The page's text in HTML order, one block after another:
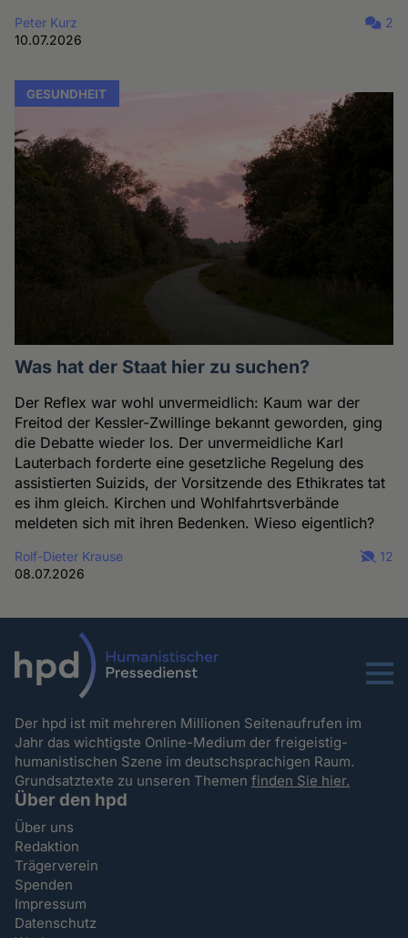
Peter Kurz
10.07.2026
2
GESUNDHEIT
Was hat der Staat hier zu suchen?
Der Reflex war wohl unvermeidlich: Kaum war der
Freitod der Kessler-Zwillinge bekannt geworden, ging
die Debatte wieder los. Der unvermeidliche Karl
Lauterbach forderte eine gesetzliche Regelung des
assistierten Suizids, der Vorsitzende des Ethikrates tat
es ihm gleich. Kirchen und Wohlfahrtsverbände
meldeten sich mit ihren Bedenken. Wieso eigentlich?
Rolf-Dieter Krause
08.07.2026
12
Menu
Der hpd ist mit mehreren Millionen Seitenaufrufen im
Jahr das wichtigste Online-Medium der freigeistig-
humanistischen Szene im deutschsprachigen Raum.
Grundsatztexte zu unseren Themenfinden Sie hier.
Über den hpd
Über uns
Redaktion
Trägerverein
Spenden
Impressum
Datenschutz